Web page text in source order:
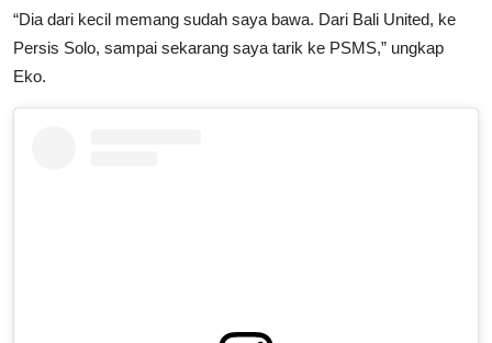
“Dia dari kecil memang sudah saya bawa. Dari Bali United, ke
Persis Solo, sampai sekarang saya tarik ke PSMS,” ungkap
Eko.